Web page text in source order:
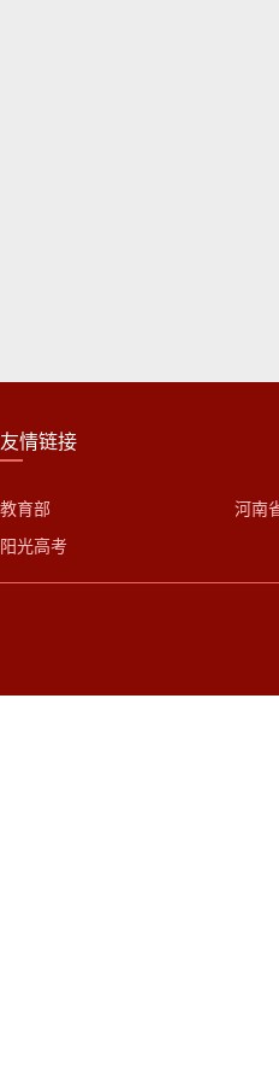
友情链接
教育部
阳光高考
河南